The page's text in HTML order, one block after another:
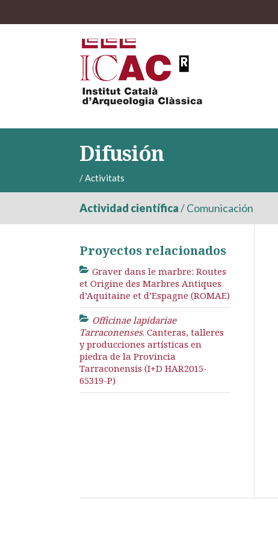
Difusión
/Activitats
Actividad científica/Comunicación
Proyectos relacionados
Graver dans le marbre: Routes
et Origine des Marbres Antiques
d’Aquitaine et d’Espagne (ROMAE)
Officinae lapidariae
Tarraconenses. Canteras, talleres
y producciones artísticas en
piedra de la Provincia
Tarraconensis (I+D HAR2015-
65319-P)